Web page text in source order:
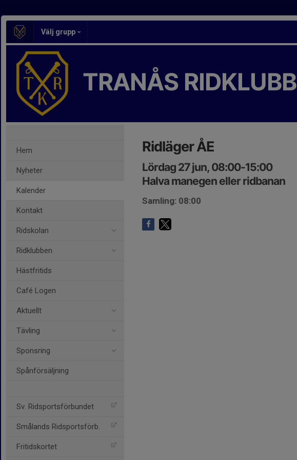
Välj grupp
TRANÅS RIDKLUBB
Hem
Nyheter
Kalender
Kontakt
Ridskolan
Ridklubben
Hästfritids
Café Logen
Aktuellt
Tävling
Sponsring
Spånförsäljning
Sv. Ridsportsförbundet
Smålands Ridsportsförb.
Fritidskortet
Ridläger ÅE
Lördag 27 jun, 08:00-15:00
Halva manegen eller ridbanan
Samling: 08:00